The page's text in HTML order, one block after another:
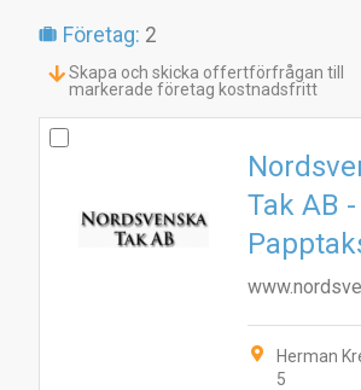
Företag: 2
Skapa och skicka offertförfrågan till
markerade företag kostnadsfritt
Tak AB -
Herman
5